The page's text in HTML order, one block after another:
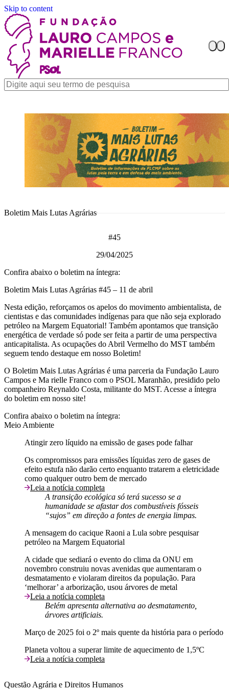
Skip to content
Boletim Mais Lutas Agrárias
#45
29/04/2025
Confira abaixo o boletim na íntegra:
Boletim Mais Lutas Agrárias #45 – 11 de abril
Nesta edição, reforçamos os apelos do movimento ambientalista, de
cientistas e das comunidades indígenas para que não seja explorado
petróleo na Margem Equatorial! Também apontamos que transição
energética de verdade só pode ser feita a partir de uma perspectiva
anticapitalista. As ocupações do Abril Vermelho do MST também
seguem tendo destaque em nosso Boletim!
O Boletim Mais Lutas Agrárias é uma parceria da Fundação Lauro
Campos e Ma rielle Franco com o PSOL Maranhão, presidido pelo
companheiro Reynaldo Costa, militante do MST. Acesse a íntegra
do boletim em nosso site!
Confira abaixo o boletim na íntegra:
Meio Ambiente
Atingir zero líquido na emissão de gases pode falhar
Os compromissos para emissões líquidas zero de gases de
efeito estufa não darão certo enquanto tratarem a eletricidade
como qualquer outro bem de mercado
Leia a notícia completa
A transição ecológica só terá sucesso se a
humanidade se afastar dos combustíveis fósseis
“sujos” em direção a fontes de energia limpas.
A mensagem do cacique Raoni a Lula sobre pesquisar
petróleo na Margem Equatorial
A cidade que sediará o evento do clima da ONU em
novembro construiu novas avenidas que aumentaram o
desmatamento e violaram direitos da população. Para
‘melhorar’ a arborização, usou árvores de metal
Leia a notícia completa
Belém apresenta alternativa ao desmatamento,
árvores artificiais.
Março de 2025 foi o 2º mais quente da história para o período
Planeta voltou a superar limite de aquecimento de 1,5ºC
Leia a notícia completa
Questão Agrária e Direitos Humanos